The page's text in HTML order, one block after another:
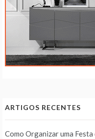
ARTIGOS RECENTES
Como Organizar uma